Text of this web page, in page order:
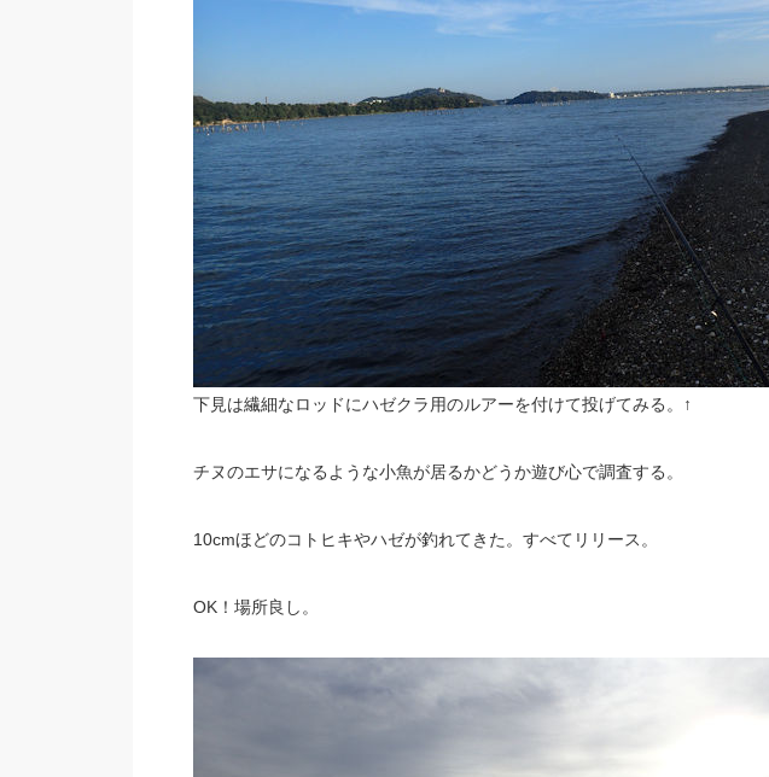
下見は繊細なロッドにハゼクラ用のルアーを付けて投げてみる。↑
チヌのエサになるような小魚が居るかどうか遊び心で調査する。
10cmほどのコトヒキやハゼが釣れてきた。すべてリリース。
OK！場所良し。